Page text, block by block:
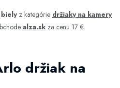
z kategórie držiaky na kamery
alza.sk za cenu 17 €.
držiak na